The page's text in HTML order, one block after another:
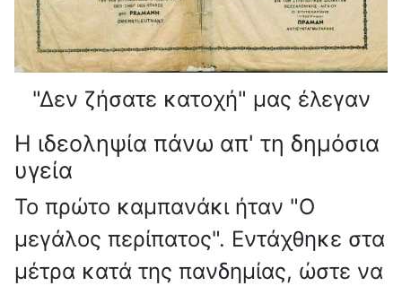
"Δεν ζήσατε κατοχή" μας έλεγαν
Η ιδεοληψία πάνω απ' τη δημόσια
υγεία
Το πρώτο καμπανάκι ήταν "Ο
μεγάλος περίπατος". Εντάχθηκε στα
μέτρα κατά της πανδημίας, ώστε να